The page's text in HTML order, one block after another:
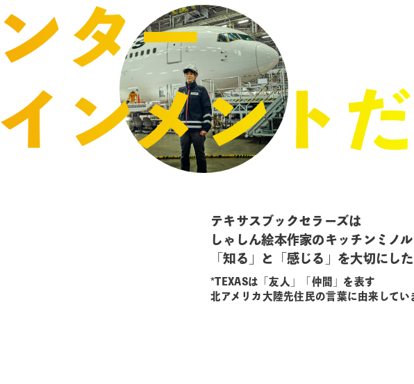
ター
ンメント
テキサスブックセラーズは
しゃしん絵本作家のキッチンミノ
「知る」と「感じる」を大切にした
*TEXASは「友人」「仲間」を表す
北アメリカ大陸先住民の言葉に由来してい